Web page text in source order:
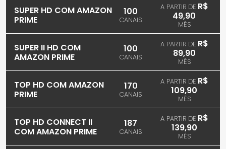
SUPER HD COM AMAZON
PRIME
100
CANAIS
A PARTIR DE R$
49,90
MÊS
SUPER II HD COM
AMAZON PRIME
100
CANAIS
A PARTIR DE R$
89,90
MÊS
TOP HD COM AMAZON
PRIME
170
CANAIS
A PARTIR DE R$
109,90
MÊS
TOP HD CONNECT II
COM AMAZON PRIME
187
CANAIS
A PARTIR DE R$
139,90
MÊS